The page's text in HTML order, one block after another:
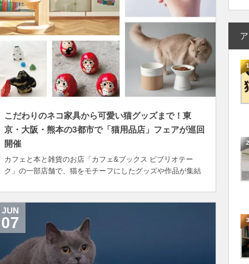
こだわりのネコ家具から可愛い猫グッズまで！東
京・大阪・熊本の3都市で「猫用品店」フェアが巡回
開催
カフェと本と雑貨のお店「カフェ&ブックス ビブリオテー
ク」の一部店舗で、猫をモチーフにしたグッズや作品が集結
ビブリオテークは、毎日がちょっぴり楽しくなる本やアー
ト、デザイン雑貨などのセレクトショップを併設したカフ
ェ。人が集まる空間「本屋と食堂」をベースに、...
JUN
07
1
2
3